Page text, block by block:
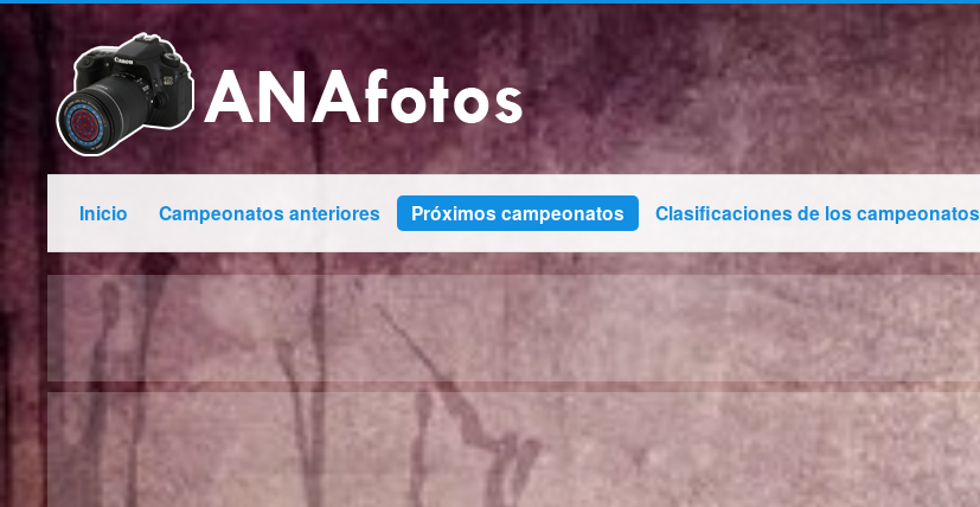
Inicio Campeonatos anteriores Próximos campeonatos Clasificaciones de los campeonatos